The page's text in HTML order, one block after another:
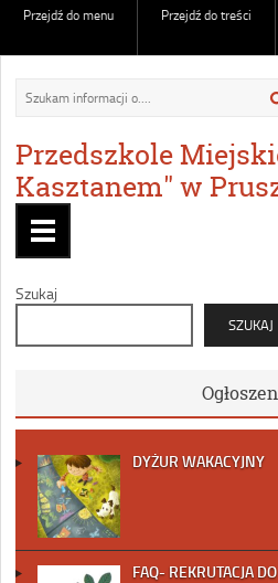
Przejdź do menu Przejdź do treści
Przedszkole
Kasztanem" w
Szukaj
SZUKAJ
DYŻUR WAKACYJNY
FAQ- REKRUTACJA